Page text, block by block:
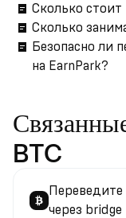
Сколько стоит
Сколько
Безопасно ли
на EarnPark?
BTC
Переведите
через bridge